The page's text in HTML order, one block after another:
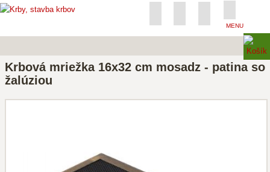
MENU
Krbová mriežka 16x32 cm mosadz - patina so
žalúziou